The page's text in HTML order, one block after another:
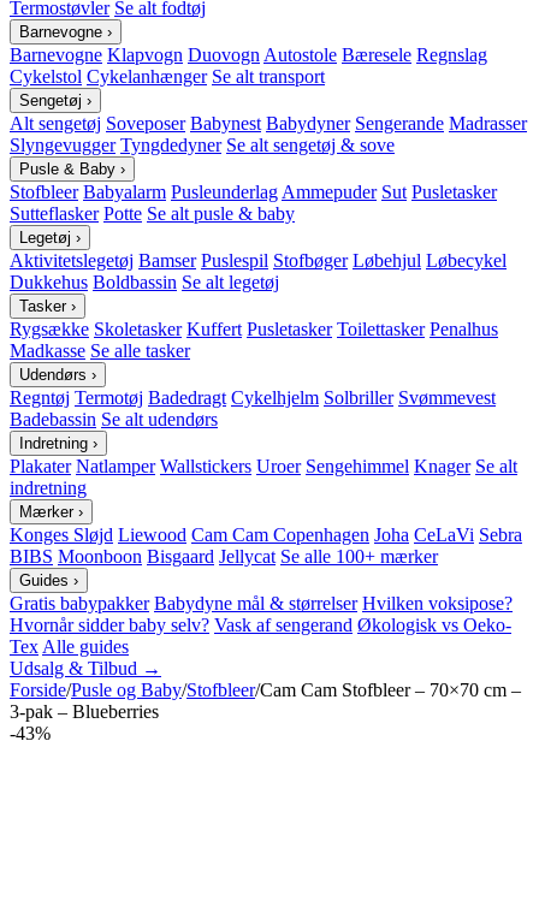
Termostøvler Se alt fodtøj
Barnevogne ›
Barnevogne Klapvogn Duovogn Autostole Bæresele Regnslag
Cykelstol Cykelanhænger Se alt transport
Sengetøj ›
Alt sengetøj Soveposer Babynest Babydyner Sengerande Madrasser
Slyngevugger Tyngdedyner Se alt sengetøj & sove
Pusle & Baby ›
Stofbleer Babyalarm Pusleunderlag Ammepuder Sut Pusletasker
Sutteflasker Potte Se alt pusle & baby
Legetøj ›
Aktivitetslegetøj Bamser Puslespil Stofbøger Løbehjul Løbecykel
Dukkehus Boldbassin Se alt legetøj
Tasker ›
Rygsække Skoletasker Kuffert Pusletasker Toilettasker Penalhus
Madkasse Se alle tasker
Udendørs ›
Regntøj Termotøj Badedragt Cykelhjelm Solbriller Svømmevest
Badebassin Se alt udendørs
Indretning ›
Plakater Natlamper Wallstickers Uroer Sengehimmel Knager Se alt
indretning
Mærker ›
Konges Sløjd Liewood Cam Cam Copenhagen Joha CeLaVi Sebra
BIBS Moonboon Bisgaard Jellycat Se alle 100+ mærker
Guides ›
Gratis babypakker Babydyne mål & størrelser Hvilken voksipose?
Hvornår sidder baby selv? Vask af sengerand Økologisk vs Oeko-
Tex Alle guides
Udsalg & Tilbud →
Forside/Pusle og Baby/Stofbleer/Cam Cam Stofbleer – 70×70 cm –
3-pak – Blueberries
-43%